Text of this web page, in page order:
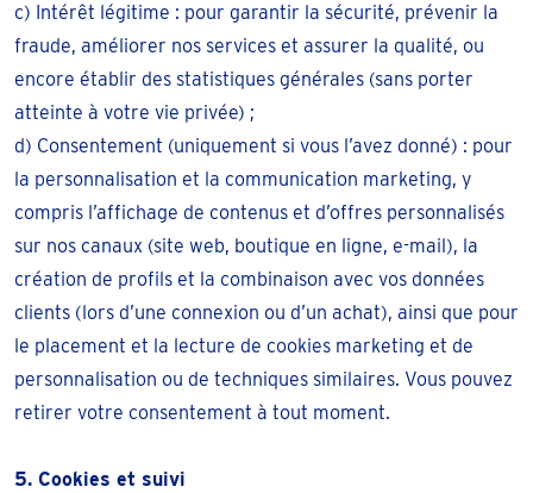
c) Intérêt légitime : pour garantir la sécurité, prévenir la
fraude, améliorer nos services et assurer la qualité, ou
encore établir des statistiques générales (sans porter
atteinte à votre vie privée) ;
d) Consentement (uniquement si vous l’avez donné) : pour
la personnalisation et la communication marketing, y
compris l’affichage de contenus et d’offres personnalisés
sur nos canaux (site web, boutique en ligne, e-mail), la
création de profils et la combinaison avec vos données
clients (lors d’une connexion ou d’un achat), ainsi que pour
le placement et la lecture de cookies marketing et de
personnalisation ou de techniques similaires. Vous pouvez
retirer votre consentement à tout moment.
5. Cookies et suivi